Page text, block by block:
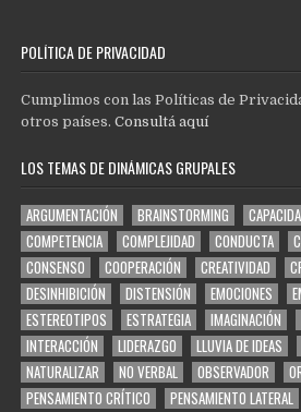
POLÍTICA DE PRIVACIDAD
Cumplimos con las Políticas de
otros países.Consultá aquí
LOS TEMAS DE DINÁMICAS GRUPALES
ARGUMENTACIÓN BRAINSTORMING
COMPETENCIA
COMPLEJIDAD CONDUCTA
CONSENSO
COOPERACIÓN CREATIVIDAD
DESINHIBICIÓN
DISTENSIÓN EMOCIONES
ESTEREOTIPOS
ESTRATEGIA IMAGINACIÓN
INTERACCIÓN
LIDERAZGO LLUVIA DE IDEAS
NATURALIZAR
NO VERBAL OBSERVADOR
PENSAMIENTO CRÍTICO
PENSAMIENTO LATERAL